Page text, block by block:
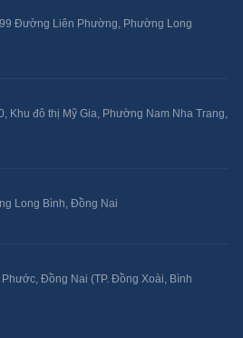
5,30
Đường Liên Phường, Phường Long
Khu đô thị Mỹ Gia, Phường Nam Nha Trang,
Long Bình, Đồng Nai
Đồng Nai (TP. Đồng Xoài, Bình